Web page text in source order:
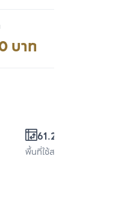
บาท
61.29 ตร.ม.
พื้นที่ใช้สอย